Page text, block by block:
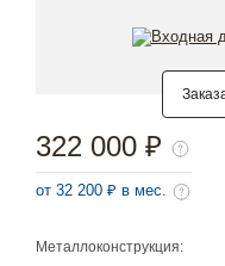
Металлоконструкция:
322 000 ₽
от 32 200 ₽ в мес.